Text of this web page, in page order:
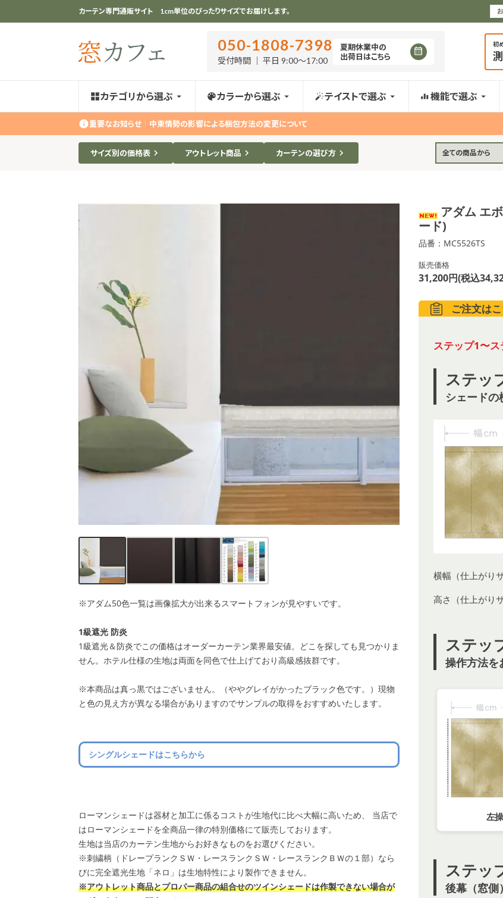
カーテン専門通販サイト 1cm単位のぴったりサイズでお届けします。
050-1808-7398
受付時間 ｜ 平日 9:00〜17:00
夏期休業中の
出荷日はこちら
初
カテゴリから選ぶ カラーから選ぶ テイストで選ぶ 機能で選ぶ
重要なお知らせ 中東情勢の影響による梱包方法の変更について
サイズ別の価格表 アウトレット商品 カーテンの選び方 全ての商品から
※アダム50色一覧は画像拡大が出来るスマートフォンが見やすいです。
1級遮光 防炎
1級遮光＆防炎でこの価格はオーダーカーテン業界最安値。どこを探しても見つかりま
せん。ホテル仕様の生地は両面を同色で仕上げており高級感抜群です。
※本商品は真っ黒ではございません。（ややグレイがかったブラック色です。）現物
と色の見え方が異なる場合がありますのでサンプルの取得をおすすめいたします。
シングルシェードはこちらから
ローマンシェードは器材と加工に係るコストが生地代に比べ大幅に高いため、 当店で
はローマンシェードを全商品一律の特別価格にて販売しております。
生地は当店のカーテン生地からお好きなものをお選びください。
※刺繍柄（ドレープランクＳＷ・レースランクＳＷ・レースランクＢＷの１部）なら
びに完全遮光生地「ネロ」は生地特性により製作できません。
※アウトレット商品とプロパー商品の組合せのツインシェードは作製できない場合が
アダム エ
ード)
品番：MC5526TS
販売価格
31,200円(税込
ご注文は
ステップ1〜ス
ステッ
シェード
横幅（仕上がり
高さ（仕上がり
ステッ
操作方法を
左
ステッ
後幕（窓側